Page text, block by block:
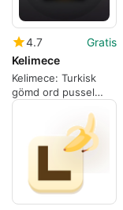
4.7
Gratis
Kelimece
Kelimece: Turkisk
gömd ord pussel
med inhemsk Q-